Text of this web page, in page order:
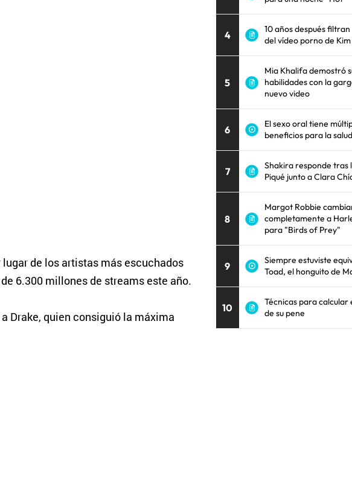
de los artistas más escuchados
6.300 millones de streams este año.
Drake, quien consiguió la máxima
4
10 años después
del vídeo porno de
5
Mia Khalifa demostró
habilidades con la
nuevo video
6
El sexo oral tiene
beneficios para la salud
7
Shakira responde tras
Piqué junto a Clara
8
Margot Robbie
completamente a
para "Birds of Prey"
9
Siempre estuviste
Toad, el honguito de
10
Técnicas para calcular
de su pene